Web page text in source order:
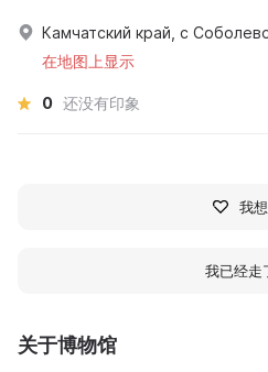
关于博物馆
Камчатский край, с
在地图上显示
0 还没有印象
我
我已经走